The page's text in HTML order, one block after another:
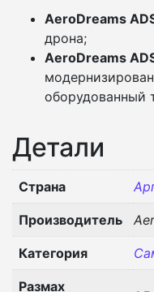
AeroDreams
дрона;
AeroDreams
оборудованный
Детали
Страна
Производитель
Категория
Размах